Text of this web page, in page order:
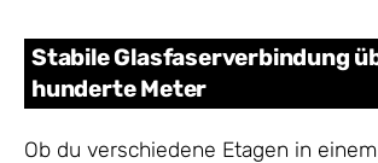
Stabile Glasfaserverbindung
hunderte Meter
Ob du verschiedene Etagen in